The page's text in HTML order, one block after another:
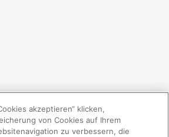
akzeptieren“ klicken,
von Cookies auf Ihrem
zu verbessern, die